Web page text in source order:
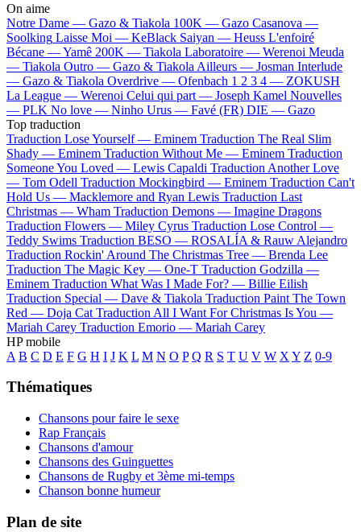
On aime
Notre Dame — Gazo & Tiakola 100K — Gazo Casanova —
Soolking Laisse Moi — KeBlack Saiyan — Heuss L'enfoiré
Bécane —Yamê 200K — Tiakola Laboratoire — Werenoi Meuda
— Tiakola Outro — Gazo & Tiakola Ailleurs — Josman Interlude
— Gazo & Tiakola Overdrive — Ofenbach 1 2 3 4 — ZOKUSH
La League — Werenoi Celui qui part — Joseph Kamel Nouvelles
— PLK No love — Ninho Urus — Favé (FR) DIE — Gazo
Top traduction
Traduction Lose Yourself — Eminem Traduction The Real Slim
Shady — Eminem Traduction Without Me — Eminem Traduction
Someone You Loved — Lewis Capaldi Traduction Another Love
— Tom Odell Traduction Mockingbird — Eminem Traduction Can't
Hold Us — Macklemore and Ryan Lewis Traduction Last
Christmas — Wham Traduction Demons — Imagine Dragons
Traduction Flowers — Miley Cyrus Traduction Lose Control —
Teddy Swims Traduction BESO — ROSALÍA & Rauw Alejandro
Traduction Rockin' Around The Christmas Tree — Brenda Lee
Traduction The Magic Key — One-T Traduction Godzilla —
Eminem Traduction What Was I Made For? — Billie Eilish
Traduction Special — Dave & Tiakola Traduction Paint The Town
Red — Doja Cat Traduction All I Want For Christmas Is You —
Mariah Carey Traduction Emorio — Mariah Carey
HP mobile
A B C D E F G H I J K L M N O P Q R S T U V W X Y Z 0-9
Thématiques
Chansons pour faire le sexe
Rap Français
Chansons d'amour
Chansons des Guinguettes
Chansons de Rugby et 3ème mi-temps
Chanson bonne humeur
Plan de site